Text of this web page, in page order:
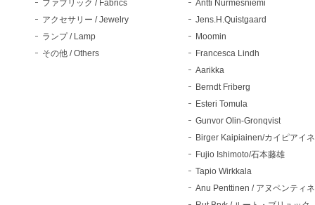
ファブリック / Fabrics
アクセサリー / Jewelry
ランプ / Lamp
その他 / Others
Antti Nurmesniemi
Jens.H.Quistgaard
Moomin
Francesca Lindh
Aarikka
Berndt Friberg
Esteri Tomula
Gunvor Olin-Gronqvist
Birger Kaipiainen/カイピアイ
Fujio Ishimoto/石本藤雄
Tapio Wirkkala
Anu Penttinen / アヌペンティ